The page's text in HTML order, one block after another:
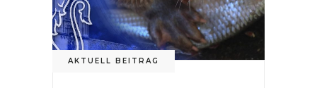
AKTUELL BEITRAG